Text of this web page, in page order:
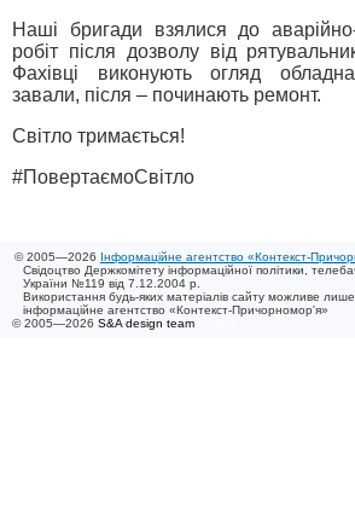
Наші бригади взялися до
робіт після дозволу від
Фахівці виконують огляд
завали, після – починають ремонт.
Світло тримається!
#ПовертаємоСвітло
© 2005—2026 Інформаційне агентство «Контекст-
Свідоцтво Держкомітету інформаційної політики,
України №119 від 7.12.2004 р.
Використання будь-яких матеріалів сайту можливе
інформаційне агентство «Контекст-Причорномор'я»
© 2005—2026 S&A design team